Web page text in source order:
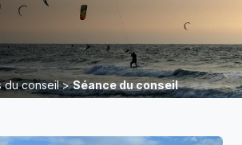
du conseil>Séance du conseil